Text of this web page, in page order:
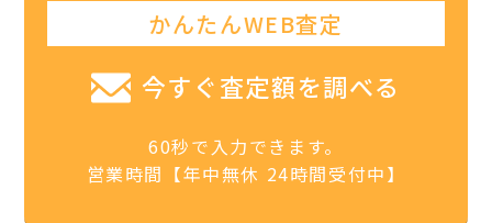
かんたんWEB査定
今すぐ査定額を調べる
60秒で入力できます。
営業時間【年中無休 24時間受付中】